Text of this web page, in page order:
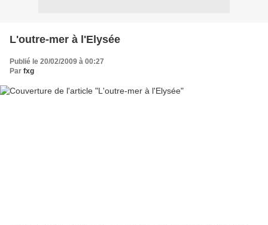
L'outre-mer à l'Elysée
Publié le 20/02/2009 à 00:27
Par fxg